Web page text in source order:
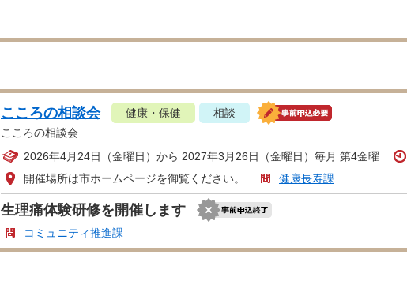
こころの相談会 健康・保健
相談
こころの相談会
2026年4月24日（金曜日）から 2027年3月26日（金曜日）毎月 第4金曜
開催場所は市ホームページを御覧ください。
健康長寿課
生理痛体験研修を開催します
コミュニティ推進課